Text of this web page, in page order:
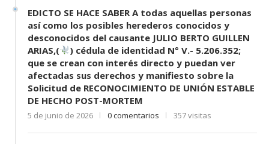
EDICTO SE HACE SABER A todas aquellas personas
así como los posibles herederos conocidos y
desconocidos del causante JULIO BERTO GUILLEN
ARIAS,(
) cédula de identidad N° V.- 5.206.352;
que se crean con interés directo y puedan ver
afectadas sus derechos y manifiesto sobre la
Solicitud de RECONOCIMIENTO DE UNIÓN ESTABLE
DE HECHO POST-MORTEM
5 de junio de 2026 0 comentarios 357 visitas